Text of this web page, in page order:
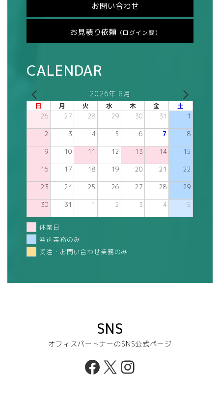
お問い合わせ
お見積り依頼 （ログイン要）
CALENDAR
2026年 8月
日 月 火 水 木 金 土
26 27 28 29 30 31 1
2 3 4 5 6 7 8
9 10 11 12 13 14 15
16 17 18 19 20 21 22
23 24 25 26 27 28 29
30 31 1 2 3 4 5
休業日
発送業務のみ
受注・お問い合わせ業務のみ
SNS
オフィスパートナーのSNS公式ページ
Facebook
X Instagram